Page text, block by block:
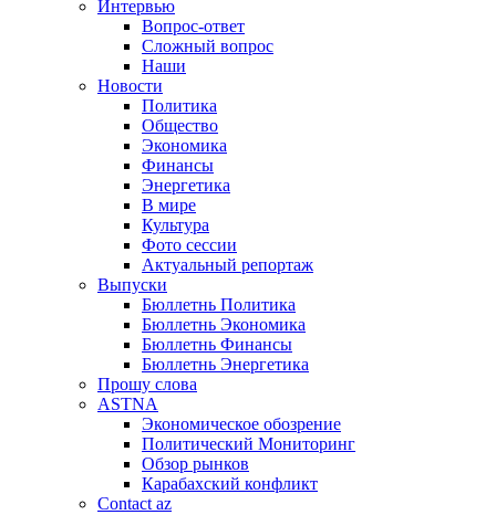
Интервью
Вопрос-ответ
Сложный вопрос
Наши
Новости
Политика
Общество
Экономика
Финансы
Энергетика
В мире
Культура
Фото сессии
Актуальный репортаж
Выпуски
Бюллетнь Политика
Бюллетнь Экономика
Бюллетнь Финансы
Бюллетнь Энергетика
Прошу слова
ASTNA
Экономическое обозрение
Политический Мониторинг
Обзор рынков
Карабахский конфликт
Contact az